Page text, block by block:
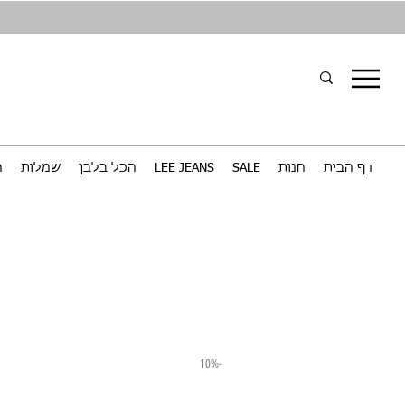
דף הבית חנות SALE
LEE JEANS הכל בלבן שמלות
-10%